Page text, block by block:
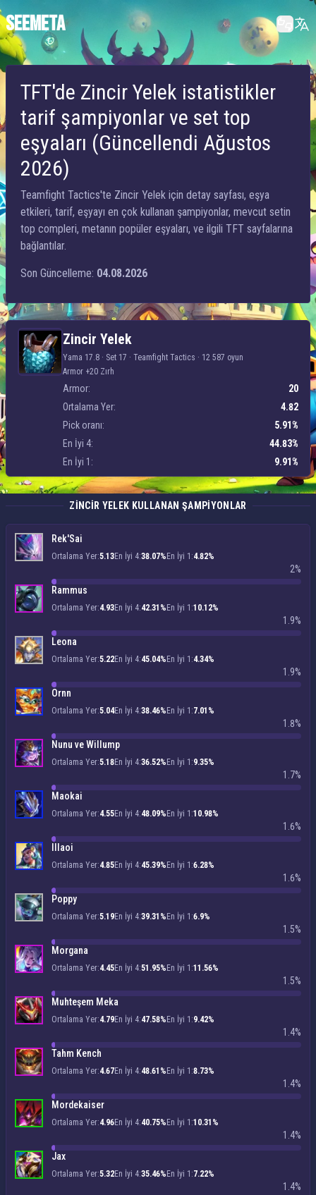
SEEMETA
TFT'de Zincir Yelek istatistikler
tarif şampiyonlar ve set top
eşyaları (Güncellendi Ağustos
2026)
Teamfight Tactics'te Zincir Yelek için detay sayfası, eşya
etkileri, tarif, eşyayı en çok kullanan şampiyonlar, mevcut setin
top compleri, metanın popüler eşyaları, ve ilgili TFT sayfalarına
bağlantılar.
Son Güncelleme: 04.08.2026
Zincir YelekZincir Yelek
Yama 17.8 · Set 17 · Teamfight Tactics · 12 587 oyun
Armor +20 Zırh
Armor:
20
Ortalama Yer:
4.82
Pick oranı:
5.91%
En İyi 4:
44.83%
En İyi 1:
9.91%
ZINCIR YELEK KULLANAN ŞAMPIYONLAR
Rek'Sai
Ortalama Yer:5.13En İyi 4:38.07% En İyi 1:4.82%
2%
Rammus
Ortalama Yer:4.93En İyi 4:42.31% En İyi 1:10.12%
1.9%
Leona
Ortalama Yer:5.22En İyi 4:45.04% En İyi 1:4.34%
1.9%
Ornn
Ortalama Yer:5.04En İyi 4:38.46% En İyi 1:7.01%
1.8%
Nunu ve Willump
Ortalama Yer:5.18En İyi 4:36.52% En İyi 1:9.35%
1.7%
Maokai
Ortalama Yer:4.55En İyi 4:48.09% En İyi 1:10.98%
1.6%
Illaoi
Ortalama Yer:4.85En İyi 4:45.39% En İyi 1:6.28%
1.6%
Poppy
Ortalama Yer:5.19En İyi 4:39.31% En İyi 1:6.9%
1.5%
Morgana
Ortalama Yer:4.45En İyi 4:51.95% En İyi 1:11.56%
1.5%
Muhteşem Meka
Ortalama Yer:4.79En İyi 4:47.58% En İyi 1:9.42%
1.4%
Tahm Kench
Ortalama Yer:4.67En İyi 4:48.61% En İyi 1:8.73%
1.4%
Mordekaiser
Ortalama Yer:4.96En İyi 4:40.75% En İyi 1:10.31%
1.4%
Jax
Ortalama Yer:5.32En İyi 4:35.46% En İyi 1:7.22%
1.4%